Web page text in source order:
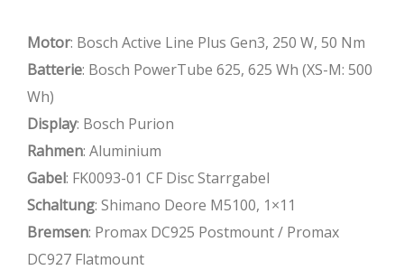
Motor: Bosch Active Line Plus Gen3, 250 W, 50 Nm
Batterie: Bosch PowerTube 625, 625 Wh (XS-M: 500
Wh)
Display: Bosch Purion
Rahmen: Aluminium
Gabel: FK0093-01 CF Disc Starrgabel
Schaltung: Shimano Deore M5100, 1×11
Bremsen: Promax DC925 Postmount / Promax
DC927 Flatmount